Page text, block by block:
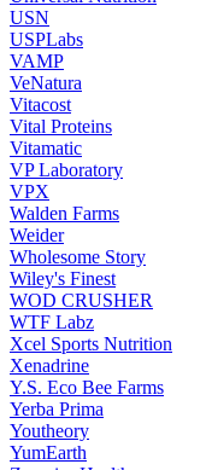
USN
USPLabs
VAMP
VeNatura
Vitacost
Vital Proteins
Vitamatic
VP Laboratory
VPX
Walden Farms
Weider
Wholesome Story
Wiley's Finest
WOD CRUSHER
WTF Labz
Xcel Sports Nutrition
Xenadrine
Y.S. Eco Bee Farms
Yerba Prima
Youtheory
YumEarth